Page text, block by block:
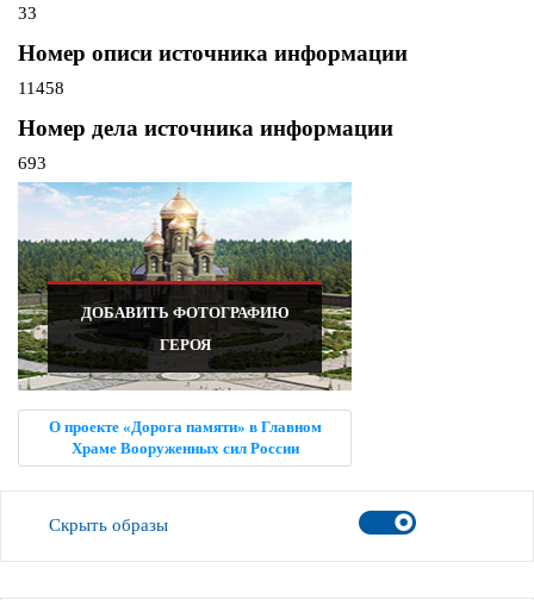
33
Номер описи источника информации
11458
Номер дела источника информации
693
ДОБАВИТЬ ФОТОГРАФИЮ
ГЕРОЯ
О проекте «Дорога памяти» в Главном
Храме Вооруженных сил России
Скрыть образы